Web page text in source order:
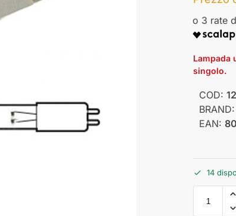
Lampada
singolo.
COD:
EAN:
14